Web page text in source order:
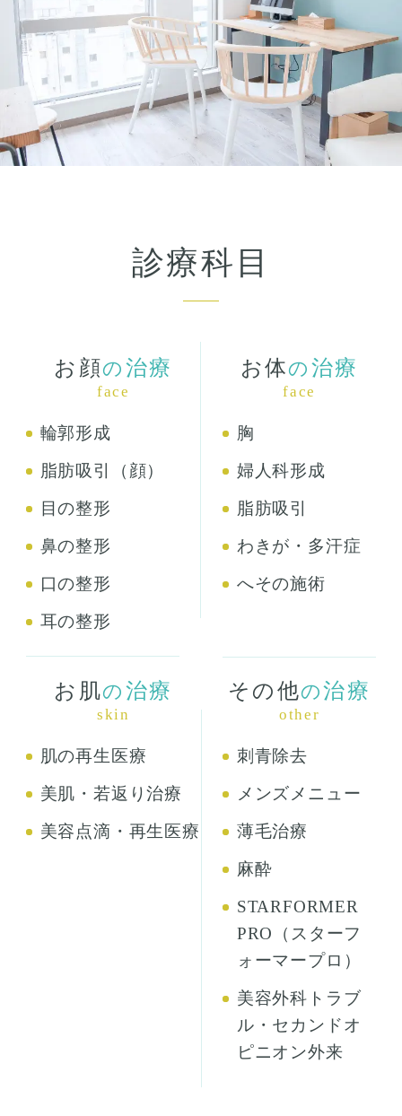
診療科目
お顔の 治療
face
輪郭形成
脂肪吸引（顔）
目の整形
鼻の整形
口の整形
耳の整形
お体の 治療
face
胸
婦人科形成
脂肪吸引
わきが・多汗症
へその施術
お肌の 治療
skin
肌の再生医療
美肌・若返り治療
美容点滴・再生医療
その他の治療
other
刺青除去
メンズメニュー
薄毛治療
麻酔
STARFORMER
PRO（スターフ
ォーマープロ）
美容外科トラブ
ル・セカンドオ
ピニオン外来